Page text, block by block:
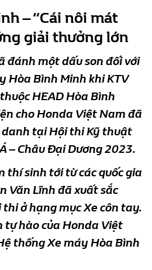
– “Cái nôi mát
giải thưởng lớn
một dấu son đối với
Hòa Bình Minh khi KTV
HEAD Hòa Bình
cho Honda Việt Nam đã
danh tại Hội thi Kỹ thuật
– Châu Đại Dương 2023.
thí sinh tới từ các quốc gia
Văn Lĩnh đã xuất sắc
ở hạng mục Xe côn tay.
hào của Honda Việt
thống Xe máy Hòa Bình